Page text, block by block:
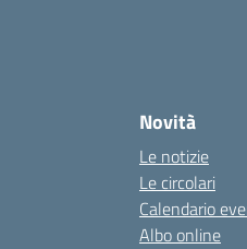
Novità
Le notizie
Le circolari
Calendario
Albo online